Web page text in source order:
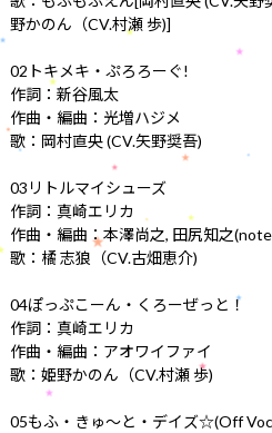
野かのん（CV.村瀬 歩)]
02トキメキ・ぷろろーぐ!
作詞：新谷風太
作曲・編曲：光増ハジメ
歌：岡村直央 (CV.矢野奨吾)
03リトルマイシューズ
作詞：真崎エリカ
作曲・編曲：本澤尚之, 田尻知之
歌：橘 志狼（CV.古畑恵介)
04ぽっぷこーん・くろーぜっと！
作詞：真崎エリカ
作曲・編曲：アオワイファイ
歌：姫野かのん（CV.村瀬 歩)
05もふ・きゅ～と・デイズ☆(Off